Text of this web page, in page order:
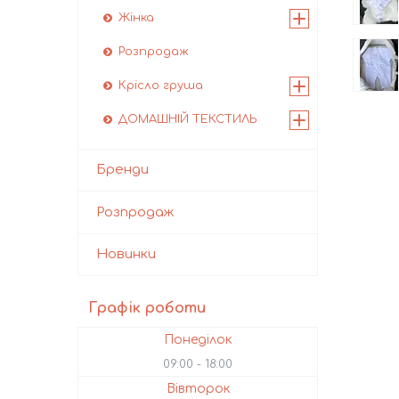
Жінка
Розпродаж
Крісло груша
ДОМАШНІЙ ТЕКСТИЛЬ
Бренди
Розпродаж
Новинки
Графік роботи
Понеділок
09:00 18:00
Вівторок